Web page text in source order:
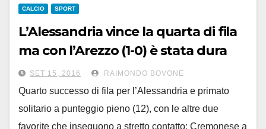
CALCIO SPORT
L’Alessandria vince la quarta di fila
ma con l’Arezzo (1-0) è stata dura
SET 15, 2016 RAIMONDO BOVONE
Quarto successo di fila per l’Alessandria e primato
solitario a punteggio pieno (12), con le altre due
favorite che inseguono a stretto contatto: Cremonese a